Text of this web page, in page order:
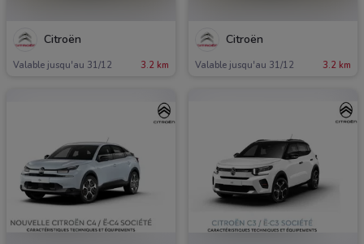
Citroën
Valable jusqu'au 31/12 3.2 km
Citroën
Valable jusqu'au 31/12 3.2 km